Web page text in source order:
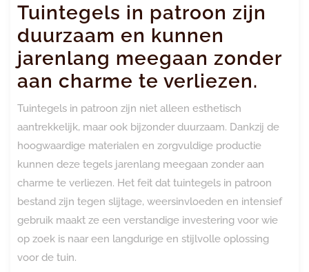
Tuintegels in patroon zijn
duurzaam en kunnen
jarenlang meegaan zonder
aan charme te verliezen.
Tuintegels in patroon zijn niet alleen esthetisch
aantrekkelijk, maar ook bijzonder duurzaam. Dankzij de
hoogwaardige materialen en zorgvuldige productie
kunnen deze tegels jarenlang meegaan zonder aan
charme te verliezen. Het feit dat tuintegels in patroon
bestand zijn tegen slijtage, weersinvloeden en intensief
gebruik maakt ze een verstandige investering voor wie
op zoek is naar een langdurige en stijlvolle oplossing
voor de tuin.